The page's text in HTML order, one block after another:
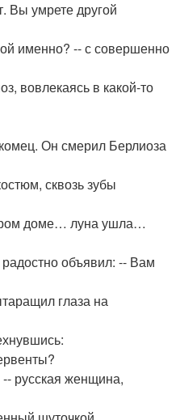
Вы умрете другой
именно? -- с совершенно
вовлекаясь в какой-то
Он смерил Берлиоза
сквозь зубы
доме… луна ушла…
объявил: -- Вам
глаза на
-- русская женщина,